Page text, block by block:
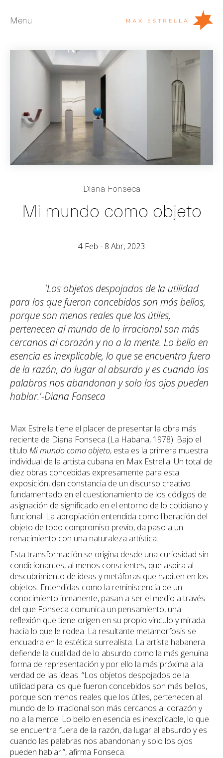
Menu
Artistas
Exposiciones
Noticias
Young Collectors
Acerca de
Diana Fonseca
Mi mundo como objeto
4 Feb - 8 Abr, 2023
'Los objetos despojados de la utilidad
para los que fueron concebidos son más bellos,
porque son menos reales que los útiles,
pertenecen al mundo de lo irracional son más
cercanos al corazón y no a la mente. Lo bello en
esencia es inexplicable, lo que se encuentra fuera
de la razón, da lugar al absurdo y es cuando las
palabras nos abandonan y solo los ojos pueden
hablar.'-Diana Fonseca
Max Estrella tiene el placer de presentar la obra más
reciente de Diana Fonseca (La Habana, 1978). Bajo el
título Mi mundo como objeto, esta es la primera muestra
individual de la artista cubana en Max Estrella. Un total de
diez obras concebidas expresamente para esta
exposición, dan constancia de un discurso creativo
fundamentado en el cuestionamiento de los códigos de
asignación de significado en el entorno de lo cotidiano y
funcional. La apropiación entendida como liberación del
objeto de todo compromiso previo, da paso a un
renacimiento con una naturaleza artística.
Esta transformación se origina desde una curiosidad sin
condicionantes, al menos conscientes, que aspira al
descubrimiento de ideas y metáforas que habiten en los
objetos. Entendidas como la reminiscencia de un
conocimiento inmanente, pasan a ser el medio a través
del que Fonseca comunica un pensamiento, una
reflexión que tiene origen en su propio vínculo y mirada
hacia lo que le rodea. La resultante metamorfosis se
encuadra en la estética surrealista. La artista habanera
defiende la cualidad de lo absurdo como la más genuina
forma de representación y por ello la más próxima a la
verdad de las ideas. “Los objetos despojados de la
utilidad para los que fueron concebidos son más bellos,
porque son menos reales que los útiles, pertenecen al
mundo de lo irracional son más cercanos al corazón y
no a la mente. Lo bello en esencia es inexplicable, lo que
se encuentra fuera de la razón, da lugar al absurdo y es
cuando las palabras nos abandonan y solo los ojos
pueden hablar.”, afirma Fonseca.